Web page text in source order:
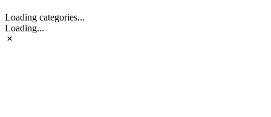
Loading categories...
Loading...